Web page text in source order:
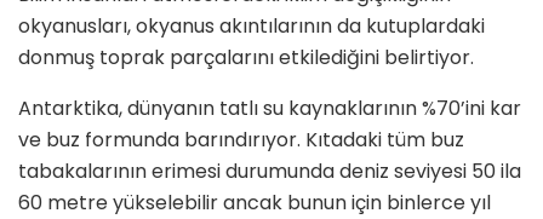
okyanusları, okyanus akıntılarının da kutuplardaki
donmuş toprak parçalarını etkilediğini belirtiyor.
Antarktika, dünyanın tatlı su kaynaklarının %70’ini kar
ve buz formunda barındırıyor. Kıtadaki tüm buz
tabakalarının erimesi durumunda deniz seviyesi 50 ila
60 metre yükselebilir ancak bunun için binlerce yıl